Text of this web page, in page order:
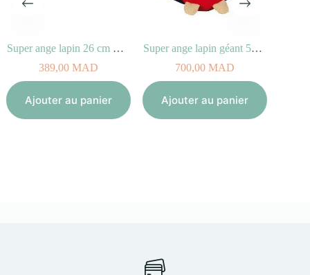
Super ange lapin 26 cm Rouge
389,00MAD
Ajouter au panier
Super ange lapin géant 50 cm
700,00MAD
Ajouter au panier